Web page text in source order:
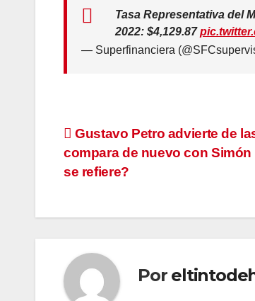
Tasa Representativa del
2022: $4,129.87
— Superfinanciera
Navegación
de
Gustavo Petro advierte de
compara de nuevo con Simón
se refiere?
Por